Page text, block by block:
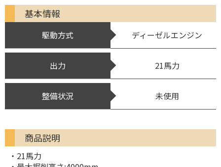
基本情報
駆動方式 ディーゼルエンジン
出力 21馬力
整備状況 未使用
商品説明
・21馬力